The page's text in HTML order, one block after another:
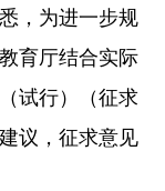
，为进一步规
育厅结合实际
试行）（征求
议，征求意见